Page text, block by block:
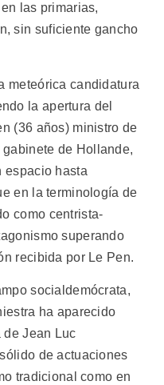
las primarias,
sin suficiente gancho
meteórica candidatura
la apertura del
(36 años) ministro de
de Hollande,
espacio hasta
en la terminología de
como centrista-
superando
recibida por Le Pen.
socialdemócrata,
ha aparecido
Jean Luc
de actuaciones
tradicional como en